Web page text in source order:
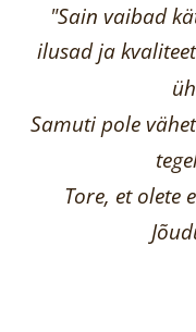
"Sain vaibad
ilusad ja
Samuti pole
Tore, et olete